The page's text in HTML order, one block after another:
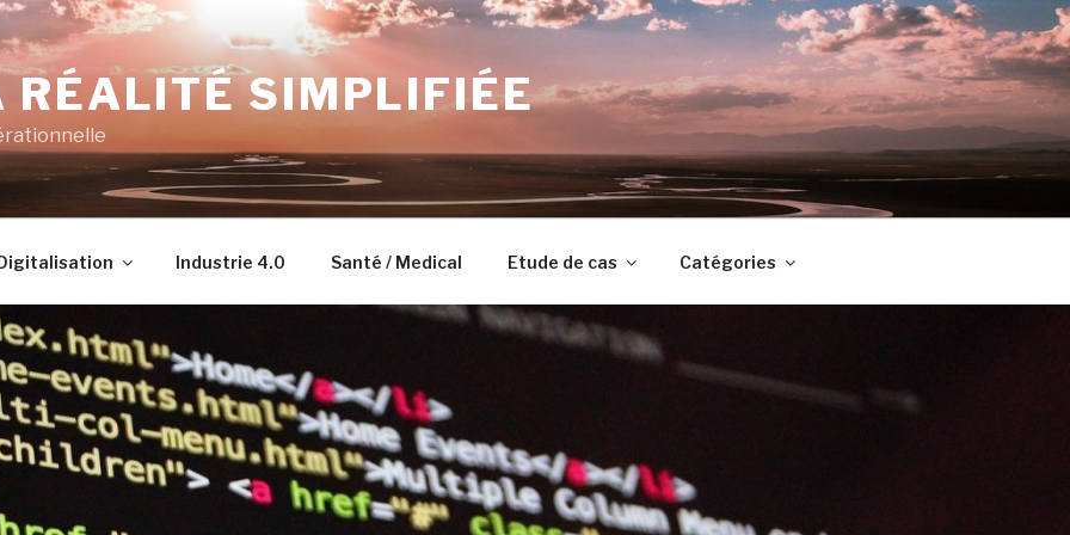
RÉALITÉ SIMPLIFIÉE
Industrie 4.0 Santé / Medical Etude de cas Catégories